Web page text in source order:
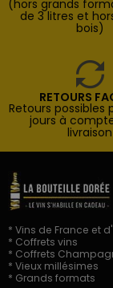
(hors grands
de 3 litres et
bois)
RETOURS
Retours possibles
jours à
livraison
* Vins de France et
* Coffrets vins
* Coffrets
* Vieux millésimes
* Grands formats